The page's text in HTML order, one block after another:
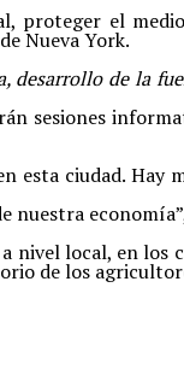
proteger el
Nueva York.
de la
sesiones
esta ciudad. Hay
nuestra
local, en los
de los